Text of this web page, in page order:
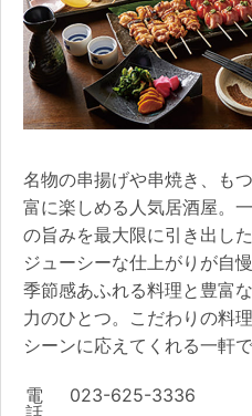
名物の串揚げや串焼き、も
富に楽しめる人気居酒屋。
の旨みを最大限に引き出し
ジューシーな仕上がりが自
季節感あふれる料理と豊富
力のひとつ。こだわりの料
シーンに応えてくれる一軒で
電
023-625-3336